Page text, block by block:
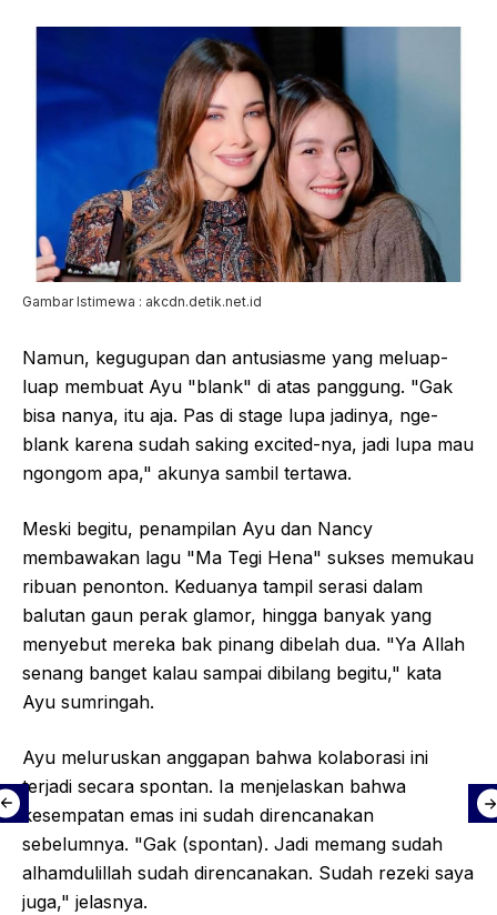
Gambar Istimewa : akcdn.detik.net.id
Namun, kegugupan dan antusiasme yang meluap-
luap membuat Ayu "blank" di atas panggung. "Gak
bisa nanya, itu aja. Pas di stage lupa jadinya, nge-
blank karena sudah saking excited-nya, jadi lupa mau
ngongom apa," akunya sambil tertawa.
Meski begitu, penampilan Ayu dan Nancy
membawakan lagu "Ma Tegi Hena" sukses memukau
ribuan penonton. Keduanya tampil serasi dalam
balutan gaun perak glamor, hingga banyak yang
menyebut mereka bak pinang dibelah dua. "Ya Allah
senang banget kalau sampai dibilang begitu," kata
Ayu sumringah.
Ayu meluruskan anggapan bahwa kolaborasi ini
terjadi secara spontan. Ia menjelaskan bahwa
kesempatan emas ini sudah direncanakan
sebelumnya. "Gak (spontan). Jadi memang sudah
alhamdulillah sudah direncanakan. Sudah rezeki saya
juga," jelasnya.